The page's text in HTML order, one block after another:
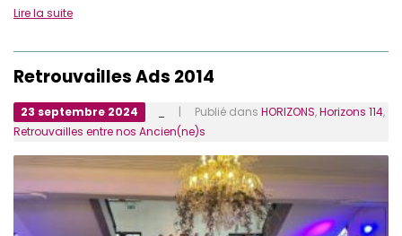
Lire la suite
Retrouvailles Ads 2014
23 septembre 2024 | Publié dans HORIZONS,Horizons 114,
Retrouvailles entre nos Ancien(ne)s